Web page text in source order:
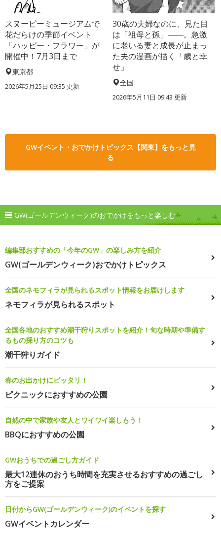
スヌーピーミュージアムで
花だらけの季節イベント
「ハッピー・フラワー」が
開催中！7月3日まで
東京都
2026年5月25日 09:35 更新
30歳の夫婦なのに、見た目
は「祖母と孫」――。急激
に老いる妻と成長が止まっ
た夫の漫画が描く「歳と幸
せ」
全国
2026年5月11日 09:43 更新
GWイベント・おでかけトピックス【関東】をもっと見
る
GW(ゴールデンウィーク)のおでかけをもっと楽しむ
編集部おすすめの「今年のGW」の楽しみ方を紹介
GW(ゴールデンウィーク)おでかけトピックス
全国のネモフィラが見られるスポット情報をお届けします
ネモフィラが見られるスポット
全国各地のおすすめ潮干狩りスポットを紹介！旬な時期や準備す
るもの採り方のコツも
潮干狩りガイド
春のお出かけにピッタリ！
ピクニックにおすすめの公園
自然の中で家族や友人とワイワイ楽しもう！
BBQにおすすめの公園
GWおうちでの過ごし方ガイド
最大12連休のおうち時間を充実させるおすすめの過ごし
方をご提案
日付からGW(ゴールデンウィーク)のイベントを探す
GWイベントカレンダー